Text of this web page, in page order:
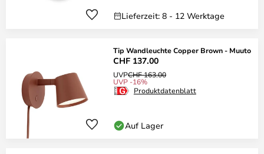
Lieferzeit: 8 - 12 Werktage
Tip Wandleuchte Copper Brown - Muuto
CHF 137.00
UVPCHF 163.00
UVP -16%
Produktdatenblatt
Auf Lager